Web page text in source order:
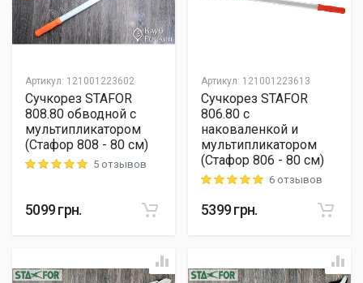
Артикул: 121001223602
Сучкорез STAFOR
808.80 обводной с
мультипликатором
(Стафор 808 - 80 см)
Rating: 5 out of 55 отзывов
5099грн.
Артикул: 121001223613
Сучкорез STAFOR
806.80 с
наковаленкой и
мультипликатором
(Стафор 806 - 80 см)
Rating: 5 out of 56 отзывов
5399грн.